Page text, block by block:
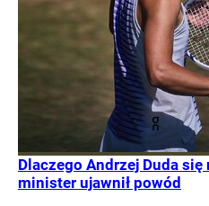
Dlaczego Andrzej Duda się
minister ujawnił powód